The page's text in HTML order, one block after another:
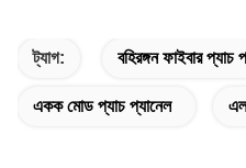
ট্যাগ: বহিরঙ্গন ফাইবার প্যাচ
একক মোড প্যাচ প্যানেল